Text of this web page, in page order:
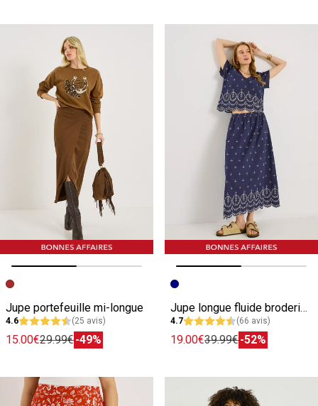
Image précédente
Image suivante
Jupe portefeuille mi-longue
4.6 (25 avis)
15.00€29.99€-49%
Image précédente
Image suivante
Jupe longue fluide broderie anglaise
4.7 (66 avis)
19.00€39.99€-52%